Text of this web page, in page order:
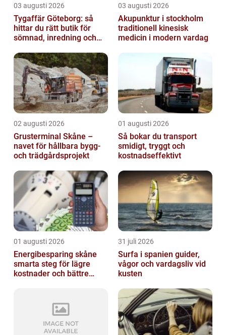
03 augusti 2026
Tygaffär Göteborg: så
hittar du rätt butik för
sömnad, inredning och
03 augusti 2026
Akupunktur i stockholm
traditionell kinesisk
medicin i modern vardag
02 augusti 2026
Grusterminal Skåne –
navet för hållbara bygg-
och trädgårdsprojekt
01 augusti 2026
Så bokar du transport
smidigt, tryggt och
kostnadseffektivt
01 augusti 2026
Energibesparing skåne
smarta steg för lägre
kostnader och bättre
31 juli 2026
Surfa i spanien guider,
vågor och vardagsliv vid
kusten